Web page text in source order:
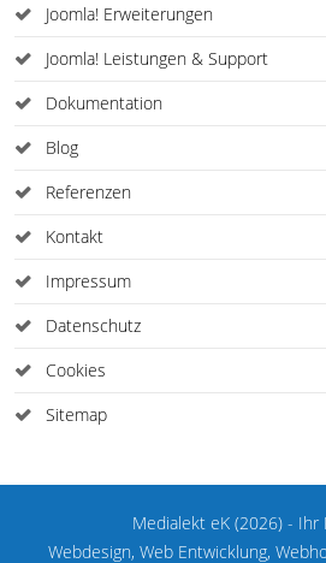
Joomla! Erweiterungen
Joomla! Leistungen & Support
Dokumentation
Blog
Referenzen
Kontakt
Impressum
Datenschutz
Cookies
Sitemap
Medialekt eK (2026) - Ihr
Webdesign, Web Entwicklung,